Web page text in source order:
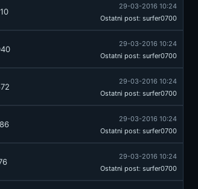
29-03-2016 10:24
Ostatni post: surfer0700
29-03-2016 10:24
Ostatni post: surfer0700
29-03-2016 10:24
Ostatni post: surfer0700
29-03-2016 10:24
Ostatni post: surfer0700
29-03-2016 10:24
Ostatni post: surfer0700